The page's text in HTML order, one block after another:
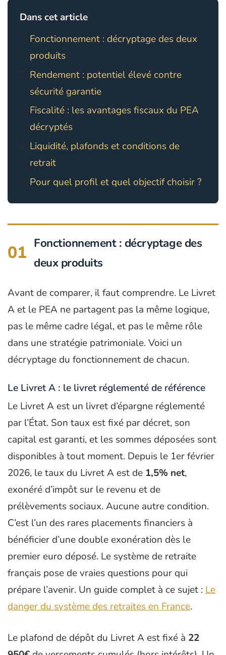
Dans cet article
Fonctionnement : décryptage des deux
produits
Rendement : potentiel élevé contre
sécurité garantie
Fiscalité : les avantages fiscaux du PEA
décryptés
Liquidité, plafonds et conditions de
retrait
Pour quel profil et quel objectif choisir ?
01 Fonctionnement : décryptage des
deux produits
Avant de comparer, il faut comprendre. Le Livret
A et le PEA ne partagent pas la même logique,
pas le même cadre légal, et pas le même rôle
dans une stratégie patrimoniale. Voici un
décryptage du fonctionnement de chacun.
Le Livret A : le livret réglementé de référence
Le Livret A est un livret d’épargne réglementé
par l’État. Son taux est fixé par décret, son
capital est garanti, et les sommes déposées sont
disponibles à tout moment. Depuis le 1er février
2026, le taux du Livret A est de 1,5% net,
exonéré d’impôt sur le revenu et de
prélèvements sociaux. Aucune autre condition.
C’est l’un des rares placements financiers à
bénéficier d’une double exonération dès le
premier euro déposé. Le système de retraite
français pose de vraies questions pour qui
prépare l’avenir. Un guide complet à ce sujet :Le
danger du système des retraites en France.
Le plafond de dépôt du Livret A est fixé à 22